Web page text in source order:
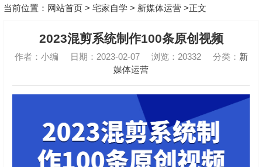
当前位置： 网站首页 > 宅家自学 > 新媒体运营 >正文
2023混剪系统制作100条原创视频
作者：小编 日期：2023-02-07 浏览：20332 分类： 新
媒体运营